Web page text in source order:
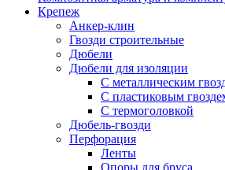
Крепеж
Анкер-клин
Гвозди строительные
Дюбели
Дюбели для изоляции
С металлическим
С пластиковым
С термоголовкой
Дюбель-гвозди
Перфорация
Ленты
Опоры для бруса